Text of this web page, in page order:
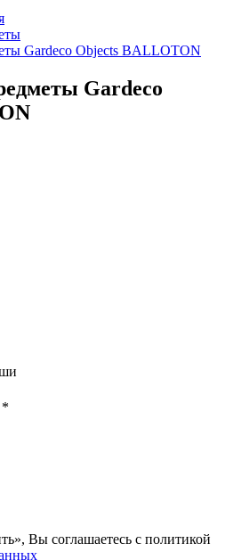
Gardeco Objects BALLOTON
Gardeco
*
Вы соглашаетесь с политикой